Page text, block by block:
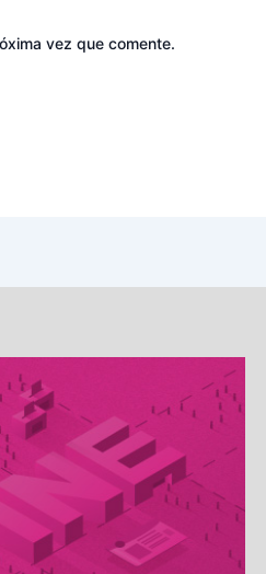
vez que comente.